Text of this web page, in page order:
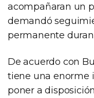
acompañaran un
demandó
permanente
De acuerdo con
tiene una enorme
poner a